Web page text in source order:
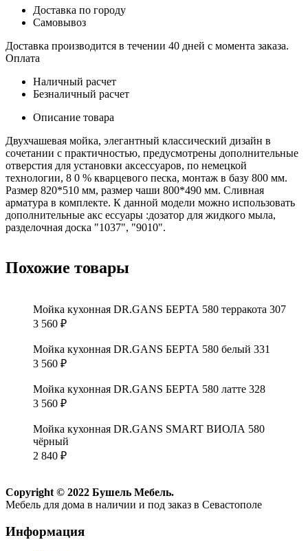
Доставка по городу
Самовывоз
Доставка производится в течении 40 дней с момента заказа.
Оплата
Наличный расчет
Безналичный расчет
Описание товара
Двухчашевая мойка, элегантный классический дизайн в
сочетании с практичностью, предусмотрены дополнительные
отверстия для установки аксессуаров, по немецкой
технологии, 8 0 % кварцевого песка, монтаж в базу 800 мм.
Размер 820*510 мм, размер чаши 800*490 мм. Сливная
арматура в комплекте. К данной модели можно использовать
дополнительные акс ессуары :дозатор для жидкого мыла,
разделочная доска "1037", "9010".
Похожие товары
Мойка кухонная DR.GANS БЕРТА 580 терракота 307
3 560 ₽
Мойка кухонная DR.GANS БЕРТА 580 белый 331
3 560 ₽
Мойка кухонная DR.GANS БЕРТА 580 латте 328
3 560 ₽
Мойка кухонная DR.GANS SMART ВИОЛА 580
чёрный
2 840 ₽
Copyright © 2022 Бушель Мебель.
Мебель для дома в наличии и под заказ в Севастополе
Информация